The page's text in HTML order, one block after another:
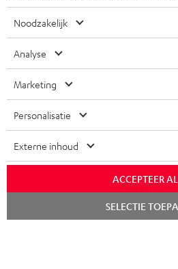
IN-EAR
FANSHOP
NIEUWKOMERS
TEUFEL STORY
MANAGEMENT
DUURZAAMHEID
NORMEN EN WAARDES
STUDENTENKORTING
SPANJE
ITALIË
ANDERE LANDEN
'Kennelijke' (typ)fouten voorbehouden. De
accessoires zijn niet bij de levering
verwijderingskosten voor batterijen zijn bij
EU Data Act
Noodzakelijk
Analyse
Marketing
Personalisatie
Externe inhoud
ACCEPTEER
SELECTIE